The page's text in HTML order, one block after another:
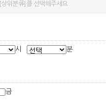
[상위분류]를 선택해주세요.
시 분
금